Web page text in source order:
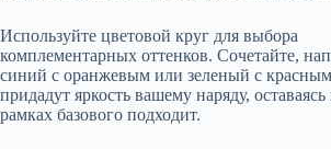
Используйте цветовой круг для выбора
комплементарных оттенков. Сочетайте,
синий с оранжевым или зеленый с
придадут яркость вашему наряду,
рамках базового подходит.